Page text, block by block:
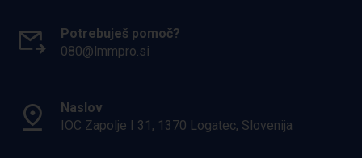
Potrebuješ pomoč?
080@lmmpro.si
Naslov
IOC Zapolje I 31, 1370 Logatec, Slovenija